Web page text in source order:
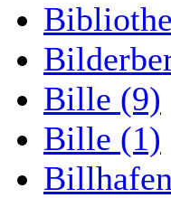
Bille (9)
Bille (1)